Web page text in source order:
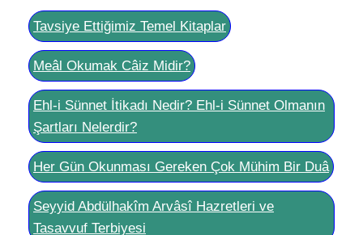
Tavsiye Ettiğimiz Temel Kitaplar
Meâl Okumak Câiz Midir?
Ehl-i Sünnet İtikadı Nedir? Ehl-i Sünnet Olmanın
Şartları Nelerdir?
Her Gün Okunması Gereken Çok Mühim Bir Duâ
Seyyid Abdülhakîm Arvâsî Hazretleri ve
Tasavvuf Terbiyesi